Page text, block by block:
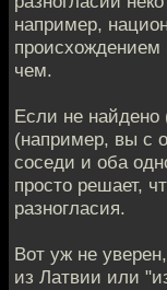
например,
чем.
Если не
(например, вы с
соседи и оба
просто решает,
разногласия.
Вот уж не
из Латвии или